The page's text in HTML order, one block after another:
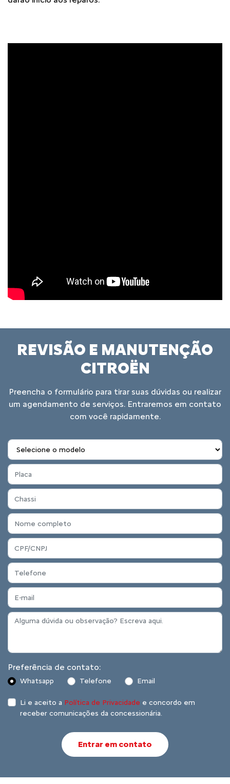
REVISÃO E MANUTENÇÃO
CITROËN
Preencha o formulário para tirar suas dúvidas ou realizar
um agendamento de serviços. Entraremos em contato
com você rapidamente.
Preferência de contato:
Whatsapp Telefone Email
Li e aceito a Política de Privacidade e concordo em
receber comunicações da concessionária.
Entrar em contato